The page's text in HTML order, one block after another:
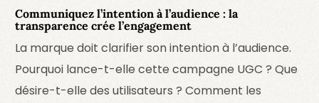
Communiquez l’intention à l’audience : la
transparence crée l’engagement
La marque doit clarifier son intention à l’audience.
Pourquoi lance-t-elle cette campagne UGC ? Que
désire-t-elle des utilisateurs ? Comment les